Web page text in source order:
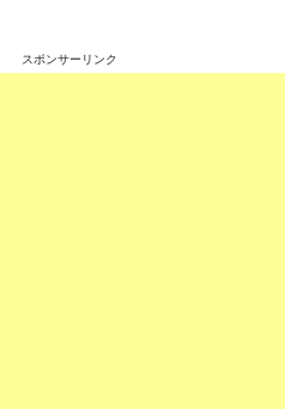
スポンサーリンク